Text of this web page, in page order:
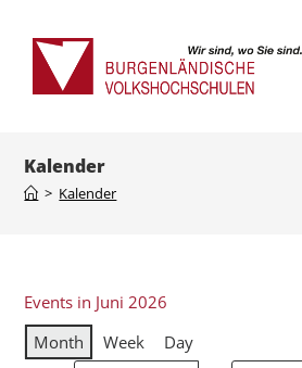
Kalender
> Kalender
Events in Juni 2026
Month
Week
Day